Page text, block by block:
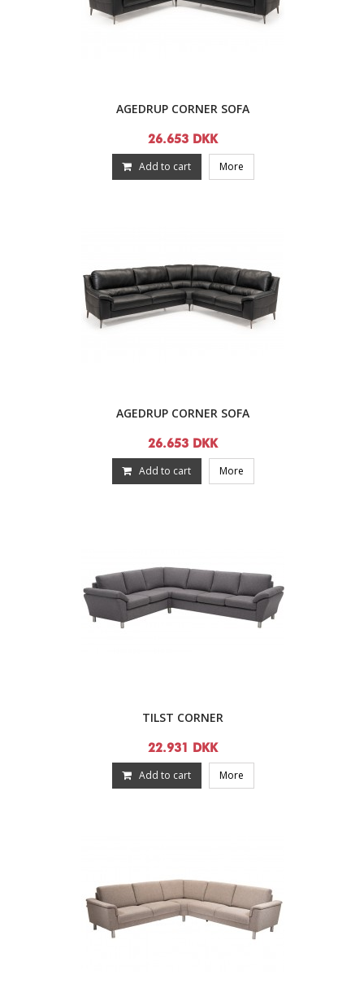
AGEDRUP CORNER SOFA
26.653 DKK
Add to cart More
AGEDRUP CORNER SOFA
26.653 DKK
Add to cart More
TILST CORNER
22.931 DKK
Add to cart More